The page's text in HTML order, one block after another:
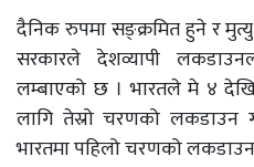
दैनिक रुपमा सङ्क्रमित हुने र
सरकारले देशव्यापी
लम्बाएको छ । भारतले मे ४
लागि तेस्रो चरणको लकडाउन
भारतमा पहिलो चरणको लकडाउन